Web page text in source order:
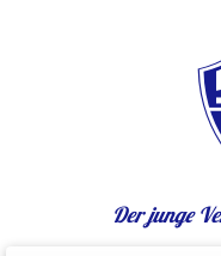
Der junge